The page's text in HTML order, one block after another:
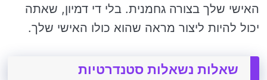
האישי שלך בצורה גחמנית. בלי די דמיון, שאתה
יכול להיות ליצור מראה שהוא כולו האישי שלך.
שאלות נשאלות סטנדרטיות